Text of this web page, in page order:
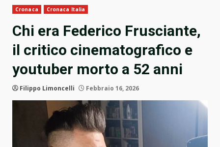
Cronaca Cronaca Italia
Chi era Federico Frusciante,
il critico cinematografico e
youtuber morto a 52 anni
Filippo Limoncelli Febbraio 16, 2026